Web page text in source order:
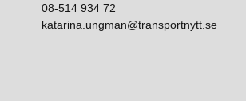
08-514 934 72
katarina.ungman@transportnytt.se